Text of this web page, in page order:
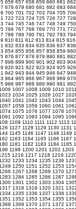
656 657 658 659 660 661 662
678 679 680 681 682 683 684
700 701 702 703 704 705 706
722 723 724 725 726 727 728
744 745 746 747 748 749 750
766 767 768 769 770 771 772
788 789 790 791 792 793 794
810 811 812 813 814 815 816
832 833 834 835 836 837 838
854 855 856 857 858 859 860
876 877 878 879 880 881 882
898 899 900 901 902 903 904
920 921 922 923 924 925 926
942 943 944 945 946 947 948
964 965 966 967 968 969 970
986 987 988 989 990 991 992
1007 1008 1009 1010 1011
1024 1025 1026 1027
1041 1042 1043 1044
1058 1059 1060 1061
1075 1076 1077 1078
1092 1093 1094 1095
1109 1110 1111 1112 1113
1127 1128 1129 1130 1131
1145 1146 1147 1148 1149
1163 1164 1165 1166 1167
1181 1182 1183 1184 1185
1199 1200 1201 1202 1203
1216 1217 1218 1219
1233 1234 1235 1236
1250 1251 1252 1253
1267 1268 1269 1270
1284 1285 1286 1287
1301 1302 1303 1304
1318 1319 1320 1321
1335 1336 1337 1338
1352 1353 1354 1355
1369 1370 1371 1372